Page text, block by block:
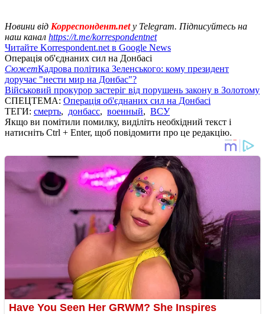
Новини від Корреспондент.netу Telegram. Підписуйтесь на
наш канал https://t.me/korrespondentnet
Читайте Korrespondent.net в Google News
Операція об'єднаних сил на Донбасі
СюжетКадрова політика Зеленського: кому президент
доручає "нести мир на Донбас"?
Військовий прокурор застеріг від порушень закону в Золотому
СПЕЦТЕМА: Операція об'єднаних сил на Донбасі
ТЕГИ: смерть, донбасс, военный, ВСУ
Якщо ви помітили помилку, виділіть необхідний текст і
натисніть Ctrl + Enter, щоб повідомити про це редакцію.